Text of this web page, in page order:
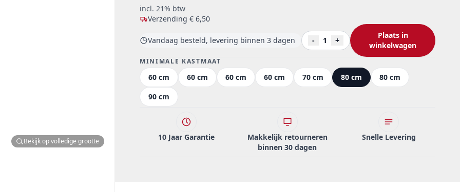
Bekijk op volledige grootte
incl. 21% btw
Verzending € 6,50
Vandaag besteld, levering binnen 3 dagen - 1 +
Plaats in
winkelwagen
MINIMALE KASTMAAT
60 cm 60 cm 60 cm 60 cm 70 cm 80 cm
80 cm
90 cm
10 Jaar Garantie
Makkelijk retourneren
binnen 30 dagen
Snelle Levering